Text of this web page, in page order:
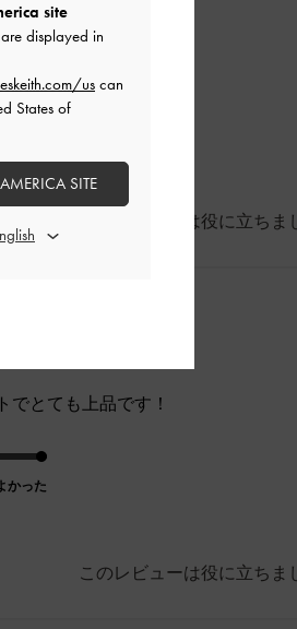
このレビューは役に立ちま
とても上品です！
かった
このレビューは役に立ちま
site
displayed in
uscan
States of
SITE